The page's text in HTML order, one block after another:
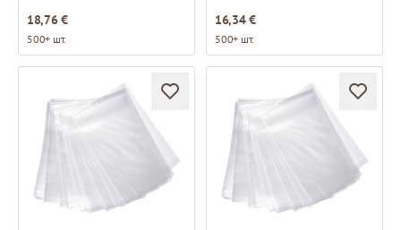
18,76 €
500+ шт.
16,34 €
500+ шт.